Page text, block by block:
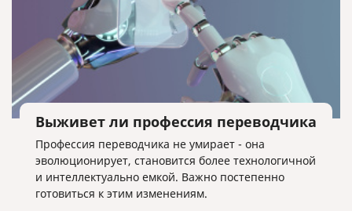
Выживет ли профессия переводчика
Профессия переводчика не умирает - она
эволюционирует, становится более технологичной
и интеллектуально емкой. Важно постепенно
готовиться к этим изменениям.